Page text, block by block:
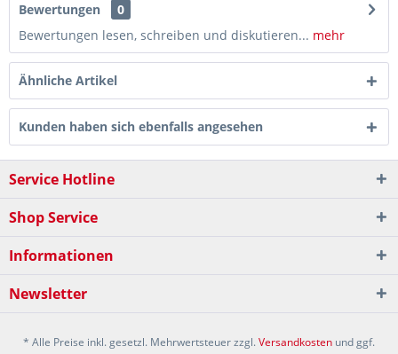
Bewertungen
0
Bewertungen lesen, schreiben und diskutieren... mehr
Ähnliche Artikel
Kunden haben sich ebenfalls angesehen
Service Hotline
Shop Service
Informationen
Newsletter
* Alle Preise inkl. gesetzl. Mehrwertsteuer zzgl.Versandkosten und ggf.